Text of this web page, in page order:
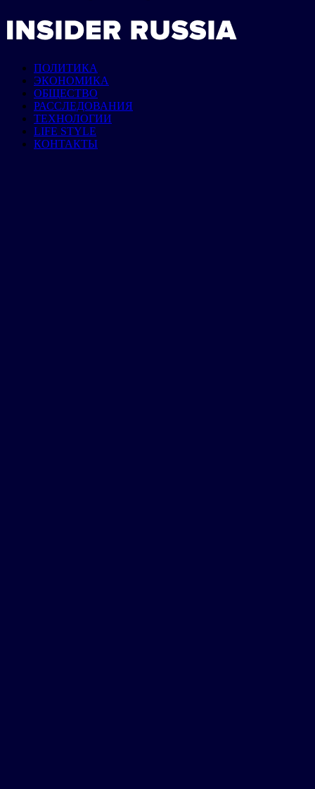
ПОЛИТИКА
ЭКОНОМИКА
ОБЩЕСТВО
РАССЛЕДОВАНИЯ
ТЕХНОЛОГИИ
LIFE STYLE
КОНТАКТЫ